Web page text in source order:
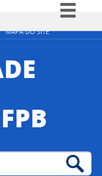
MAPA DO SITE
Simplifique!
Participe
à informação
Canais